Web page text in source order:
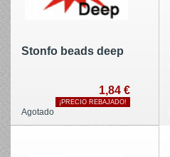
Stonfo beads deep
1,84 €
¡PRECIO REBAJADO!
Agotado